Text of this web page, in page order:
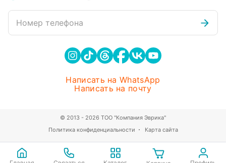
Номер телефона
Написать на WhatsApp
Написать на почту
Политика конфиденциальности Карта сайта
© 2013 - 2026 ТОО "Компания Эврика"